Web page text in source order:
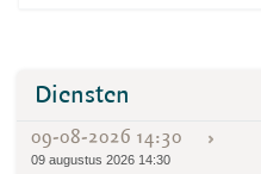
Diensten
09-08-2026 14:30
09 augustus 2026 14:30